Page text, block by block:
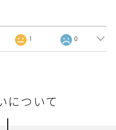
1 0
について